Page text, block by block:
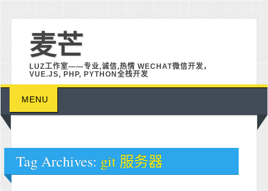
麦芒
LUZ工作室——专业,诚信,热情 WECHAT微信开发，
VUE.JS, PHP, PYTHON全栈开发
Main menu
Skip to content
MENU
Tag Archives: git 服务器